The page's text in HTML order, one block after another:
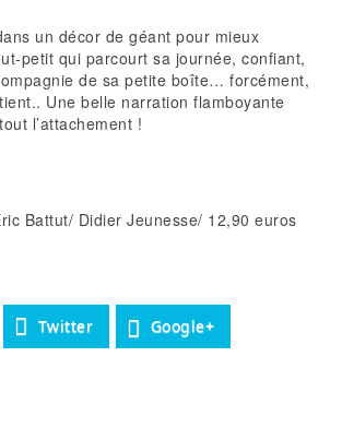
un décor de géant pour mieux
petit qui parcourt sa journée, confiant,
de sa petite boîte… forcément,
Une belle narration flamboyante
l’attachement !
Battut/ Didier Jeunesse/ 12,90 euros
Twitter Google+